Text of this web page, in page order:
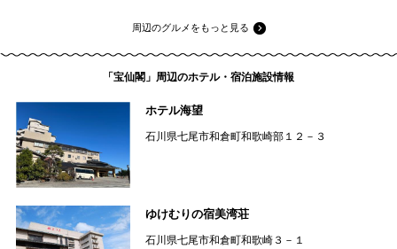
周辺のグルメをもっと見る
「宝仙閣」周辺のホテル・宿泊施設情報
ホテル海望
石川県七尾市和倉町和歌崎部１２－３
ゆけむりの宿美湾荘
石川県七尾市和倉町和歌崎３－１